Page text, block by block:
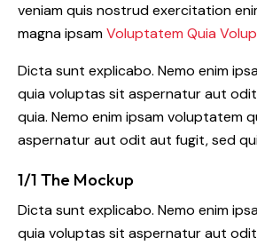
veniam quis nostrud exercitation
magna ipsamVoluptatem Quia
Dicta sunt explicabo. Nemo enim
quia voluptas sit aspernatur aut
quia. Nemo enim ipsam voluptatem
aspernatur aut odit aut fugit, sed
1/1 The Mockup
Dicta sunt explicabo. Nemo enim
quia voluptas sit aspernatur aut